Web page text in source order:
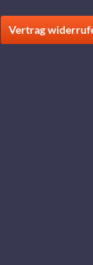
Vertrag